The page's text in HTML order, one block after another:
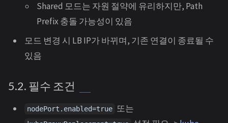
Shared 모드는 자원 절약에 유리하지만, Path
Prefix 충돌 가능성이 있음
모드 변경 시 LB IP가 바뀌며, 기존 연결이 종료될 수
있음
5.2. 필수 조건
nodePort.enabled=true 또는